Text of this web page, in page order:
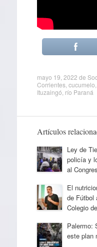
mayo 19, 2022 de
Corrientes, cucumelo
Ituzaingó río Paraná
Artículos
Ley de
policía y
al
El
de Fútbol
Colegio
Palermo:
este plan